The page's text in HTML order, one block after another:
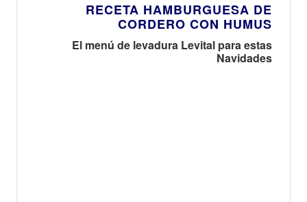
RECETA HAMBURGUESA DE
CORDERO CON HUMUS
El menú de levadura Levital para estas
Navidades